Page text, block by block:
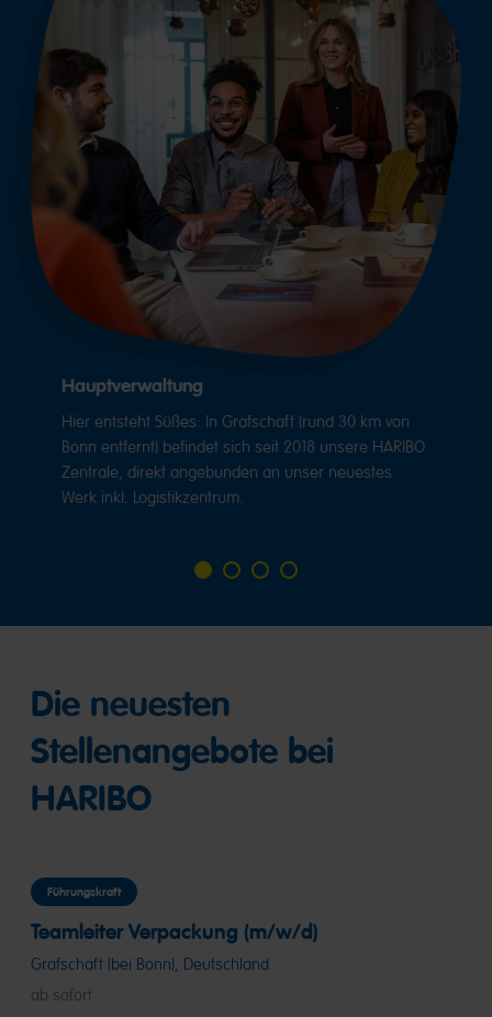
Hauptverwaltung
Hier entsteht Süßes: In Grafschaft (rund 30 km von
Bonn entfernt) befindet sich seit 2018 unsere HARIBO
Zentrale, direkt angebunden an unser neuestes
Werk inkl. Logistikzentrum.
Go Go Go Go
Die neuesten
Stellenangebote bei
HARIBO
Führungskraft
Teamleiter Verpackung (m/w/d)
Grafschaft (bei Bonn), Deutschland
ab sofort